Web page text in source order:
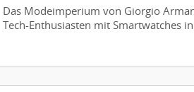
Das Modeimperium von Giorgio
Tech-Enthusiasten mit Smartwatches